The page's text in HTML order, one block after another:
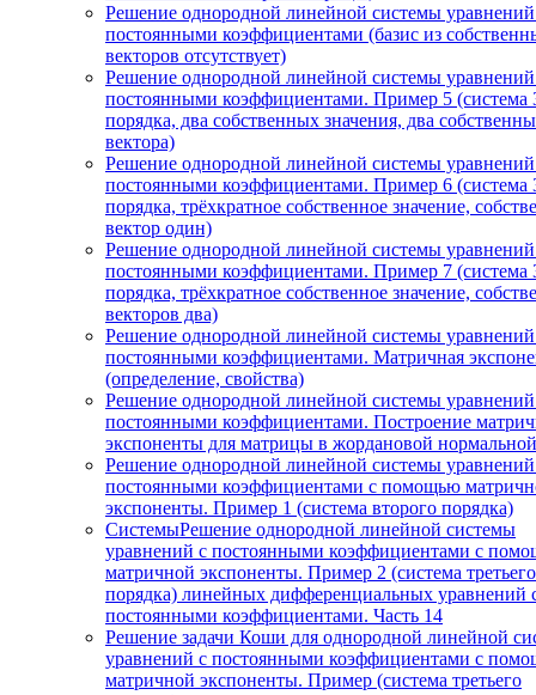
Решение однородной линейной системы
постоянными коэффициентами (базис из
векторов отсутствует)
Решение однородной линейной системы
постоянными коэффициентами. Пример 5 (система
порядка, два собственных значения, два
вектора)
Решение однородной линейной системы
постоянными коэффициентами. Пример 6 (система
порядка, трёхкратное собственное значение,
вектор один)
Решение однородной линейной системы
постоянными коэффициентами. Пример 7 (система
порядка, трёхкратное собственное значение,
векторов два)
Решение однородной линейной системы
постоянными коэффициентами. Матричная
(определение, свойства)
Решение однородной линейной системы
постоянными коэффициентами. Построение
экспоненты для матрицы в жордановой
Решение однородной линейной системы
постоянными коэффициентами с помощью
экспоненты. Пример 1 (система второго порядка)
СистемыРешение однородной линейной системы
уравнений с постоянными коэффициентами с
матричной экспоненты. Пример 2 (система третьего
порядка) линейных дифференциальных уравнений
постоянными коэффициентами. Часть 14
Решение задачи Коши для однородной линейной
уравнений с постоянными коэффициентами с
матричной экспоненты. Пример (система третьего